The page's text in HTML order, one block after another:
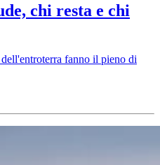
chi resta e chi
fanno il pieno di